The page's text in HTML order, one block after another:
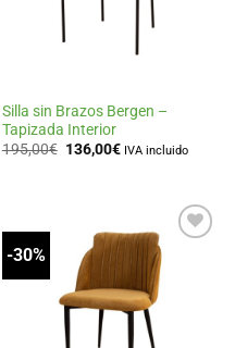
Silla sin Brazos Bergen –
Tapizada Interior
195,00€ El
precio
136,00€ElIVA incluido
-30%